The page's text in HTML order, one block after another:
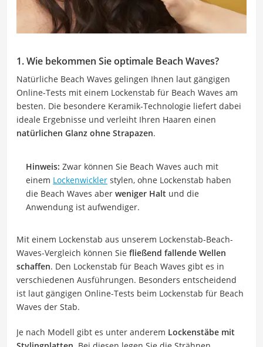
1. Wie bekommen Sie optimale Beach Waves?
Natürliche Beach Waves gelingen Ihnen laut gängigen
Online-Tests mit einem Lockenstab für Beach Waves am
besten. Die besondere Keramik-Technologie liefert dabei
ideale Ergebnisse und verleiht Ihren Haaren einen
natürlichen Glanz ohne Strapazen.
Hinweis: Zwar können Sie Beach Waves auch mit
einem Lockenwickler stylen, ohne Lockenstab haben
die Beach Waves aber weniger Halt und die
Anwendung ist aufwendiger.
Mit einem Lockenstab aus unserem Lockenstab-Beach-
Waves-Vergleich können Sie fließend fallende Wellen
schaffen. Den Lockenstab für Beach Waves gibt es in
verschiedenen Ausführungen. Besonders entscheidend
ist laut gängigen Online-Tests beim Lockenstab für Beach
Waves der Stab.
Je nach Modell gibt es unter anderem Lockenstäbe mit